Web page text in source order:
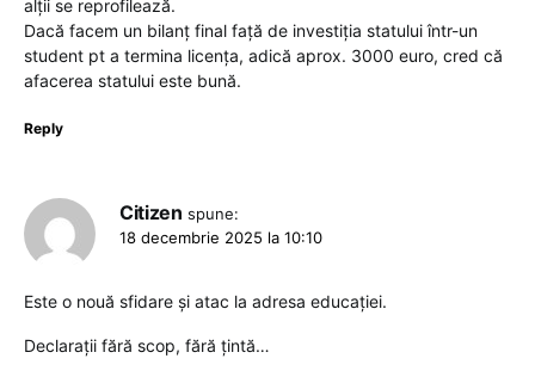
alții se reprofilează.
Dacă facem un bilanț final față de investiția statului într-un
student pt a termina licența, adică aprox. 3000 euro, cred că
afacerea statului este bună.
Reply
Citizen spune:
18 decembrie 2025 la 10:10
Este o nouă sfidare și atac la adresa educației.
Declarații fără scop, fără țintă…